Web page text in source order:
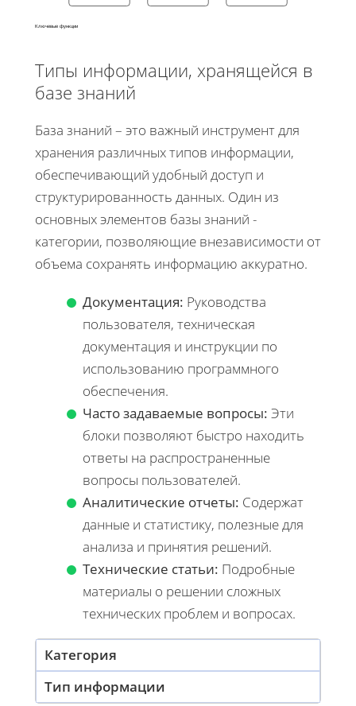
Ключевые функции
Типы информации, хранящейся в
базе знаний
База знаний – это важный инструмент для
хранения различных типов информации,
обеспечивающий удобный доступ и
структурированность данных. Один из
основных элементов базы знаний -
категории, позволяющие внезависимости от
объема сохранять информацию аккуратно.
Документация: Руководства
пользователя, техническая
документация и инструкции по
использованию программного
обеспечения.
Часто задаваемые вопросы: Эти
блоки позволяют быстро находить
ответы на распространенные
вопросы пользователей.
Аналитические отчеты: Содержат
данные и статистику, полезные для
анализа и принятия решений.
Технические статьи: Подробные
материалы о решении сложных
технических проблем и вопросах.
Категория
Тип информации